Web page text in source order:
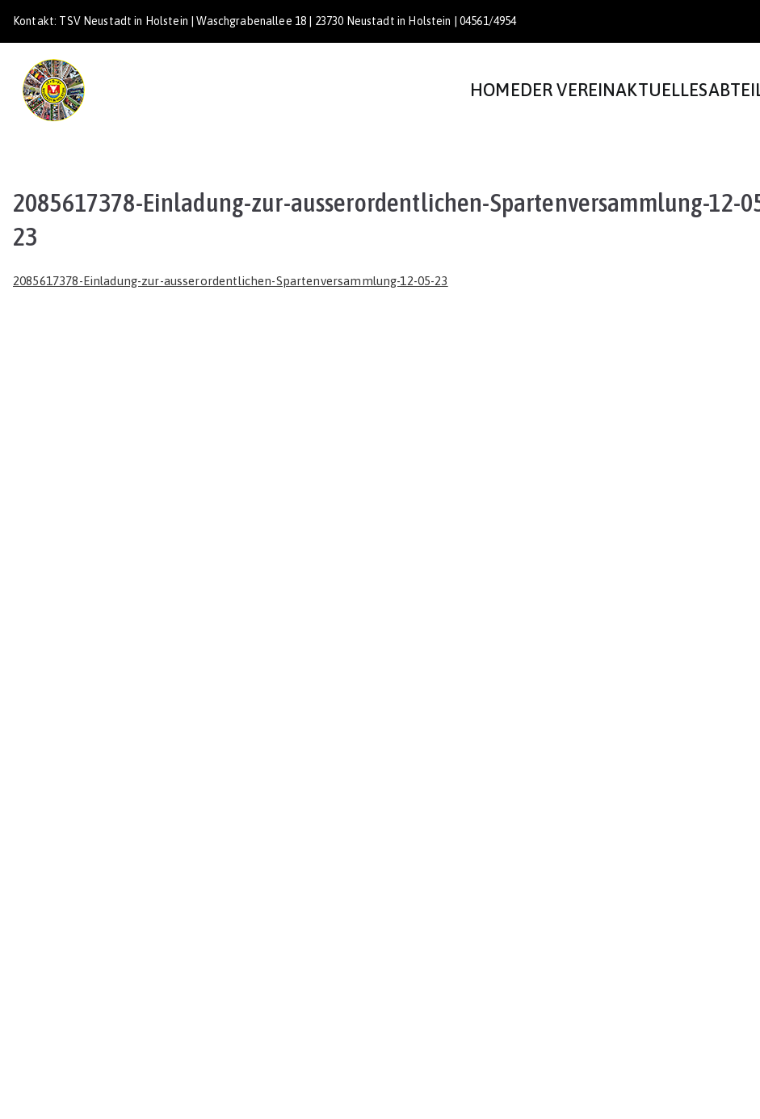
Kontakt: TSV Neustadt in Holstein | Waschgrabenallee 18 | 23730 Neustadt in Holstein | 04561/4954
HOMEDER VEREINAKTUELLES
2085617378-Einladung-zur-ausserordentlichen-Spartenversammlung-12-
23
2085617378-Einladung-zur-ausserordentlichen-Spartenversammlung-12-05-23